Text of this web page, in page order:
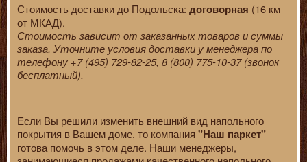
Стоимость доставки до Подольска: договорная (16 км
от МКАД).
Стоимость зависит от заказанных товаров и суммы
заказа. Уточните условия доставки у менеджера по
телефону +7 (495) 729-82-25, 8 (800) 775-10-37 (звонок
бесплатный).
Если Вы решили изменить внешний вид напольного
покрытия в Вашем доме, то компания "Наш паркет"
готова помочь в этом деле. Наши менеджеры,